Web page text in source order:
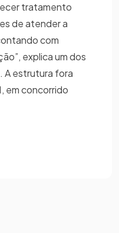
tratamento
de atender a
com
explica um dos
A estrutura fora
em concorrido